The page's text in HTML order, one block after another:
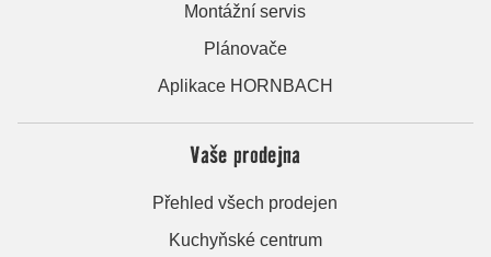
Montážní servis
Plánovače
Aplikace HORNBACH
Vaše prodejna
Přehled všech prodejen
Kuchyňské centrum